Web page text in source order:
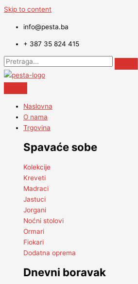
Skip to content
info@pesta.ba
+ 387 35 824 415
Naslovna
O nama
Trgovina
Spavaće sobe
Kolekcije
Kreveti
Madraci
Jastuci
Jorgani
Noćni stolovi
Ormari
Fiokari
Dodatna oprema
Dnevni boravak